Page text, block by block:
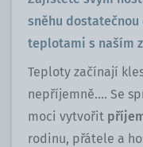
sněhu
teplotami s naším
Teploty začínají
nepříjemně.... Se
moci vytvořit
rodinu, přátele a